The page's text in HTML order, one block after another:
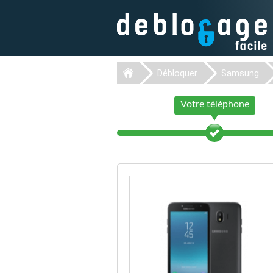
Débloquer Samsung
Votre téléphone